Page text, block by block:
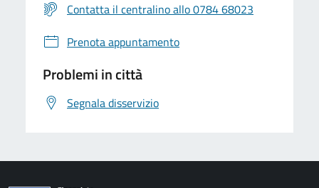
Contatta il centralino allo 0784 68023
Prenota appuntamento
Problemi in città
Segnala disservizio